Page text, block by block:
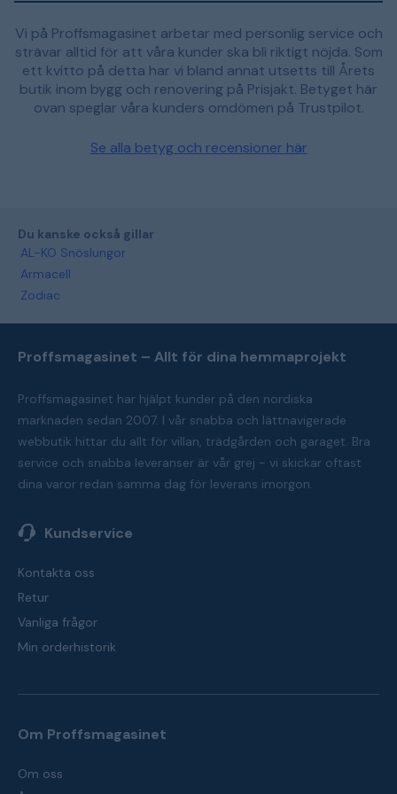
Vi på Proffsmagasinet arbetar med personlig service och
strävar alltid för att våra kunder ska bli riktigt nöjda. Som
ett kvitto på detta har vi bland annat utsetts till Årets
butik inom bygg och renovering på Prisjakt. Betyget här
ovan speglar våra kunders omdömen på Trustpilot.
Se alla betyg och recensioner här
Du kanske också gillar
AL-KO Snöslungor
Armacell
Zodiac
Proffsmagasinet – Allt för dina hemmaprojekt
Proffsmagasinet har hjälpt kunder på den nordiska
marknaden sedan 2007. I vår snabba och lättnavigerade
webbutik hittar du allt för villan, trädgården och garaget. Bra
service och snabba leveranser är vår grej - vi skickar oftast
dina varor redan samma dag för leverans imorgon.
Kundservice
Kontakta oss
Retur
Vanliga frågor
Min orderhistorik
Om Proffsmagasinet
Om oss